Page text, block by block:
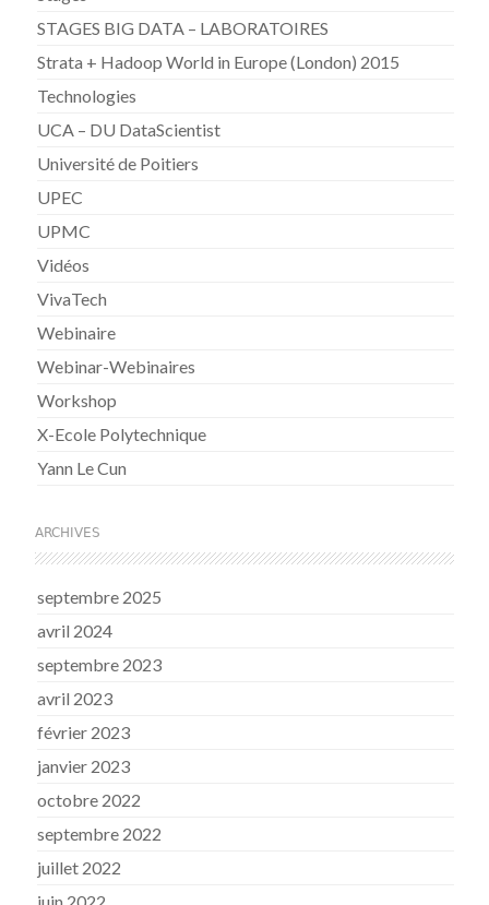
STAGES BIG DATA – LABORATOIRES
Strata + Hadoop World in Europe (London) 2015
Technologies
UCA – DU DataScientist
Université de Poitiers
UPEC
UPMC
Vidéos
VivaTech
Webinaire
Webinar-Webinaires
Workshop
X-Ecole Polytechnique
Yann Le Cun
ARCHIVES
septembre 2025
avril 2024
septembre 2023
avril 2023
février 2023
janvier 2023
octobre 2022
septembre 2022
juillet 2022